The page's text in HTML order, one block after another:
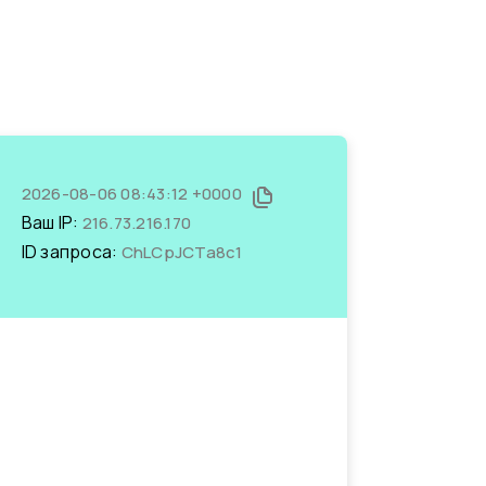
2026-08-06 08:43:12 +0000
Ваш IP: 216.73.216.170
ID запроса: ChLCpJCTa8c1